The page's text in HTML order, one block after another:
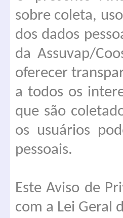
sobre coleta,
dos dados
da Assuvap/
oferecer
a todos os
que são
os usuários
pessoais.
Este Aviso de
com a Lei Geral